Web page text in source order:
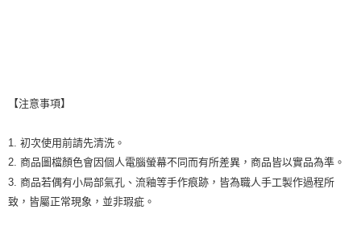
【注意事項】
1. 初次使用前請先清洗。
2. 商品圖檔顏色會因個人電腦螢幕不同而有所差異，商品皆以實品為準。
3. 商品若偶有小局部氣孔、流釉等手作痕跡，皆為職人手工製作過程所
致，皆屬正常現象，並非瑕疵。